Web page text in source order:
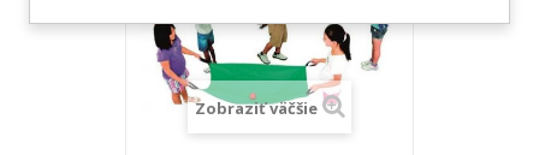
Zobraziť väčšie